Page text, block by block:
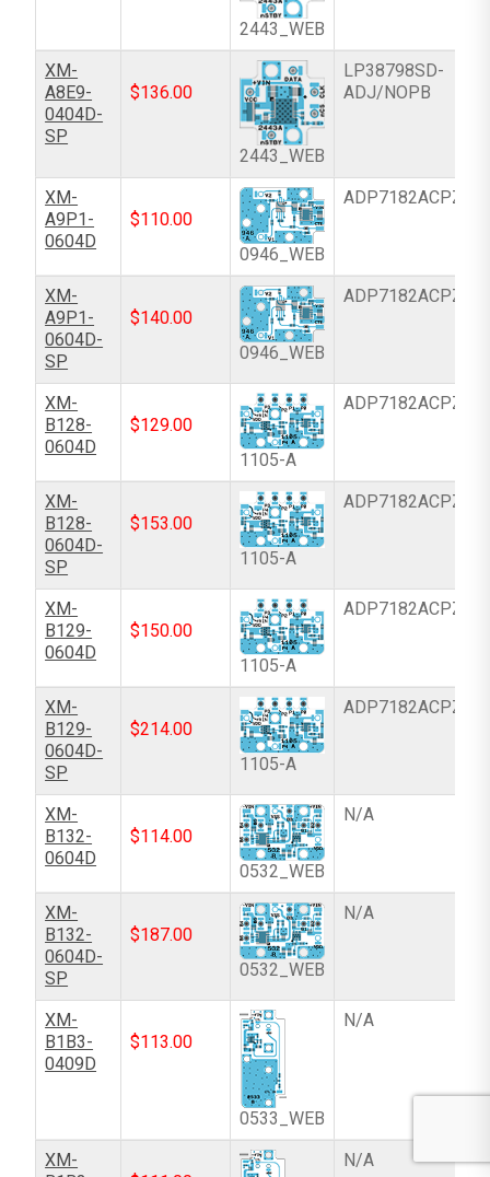
2443_WEB
XM-
A8E9-
0404D-
SP
$136.00
2443_WEB
LP38798SD-
ADJ/NOPB
XM-
A9P1-
0604D
$110.00
0946_WEB
ADP7182ACPZ-
XM-
A9P1-
0604D-
SP
$140.00
0946_WEB
ADP7182ACPZ-
XM-
B128-
0604D
$129.00
1105-A
ADP7182ACPZN-
XM-
B128-
0604D-
SP
$153.00
1105-A
ADP7182ACPZN-
XM-
B129-
0604D
$150.00
1105-A
ADP7182ACPZN-
XM-
B129-
0604D-
SP
$214.00
1105-A
ADP7182ACPZN-
XM-
B132-
0604D
$114.00
0532_WEB
N/A
XM-
B132-
0604D-
SP
$187.00
0532_WEB
N/A
XM-
B1B3-
0409D
$113.00
0533_WEB
N/A
XM-
N/A